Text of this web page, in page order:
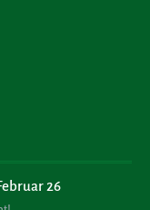
26